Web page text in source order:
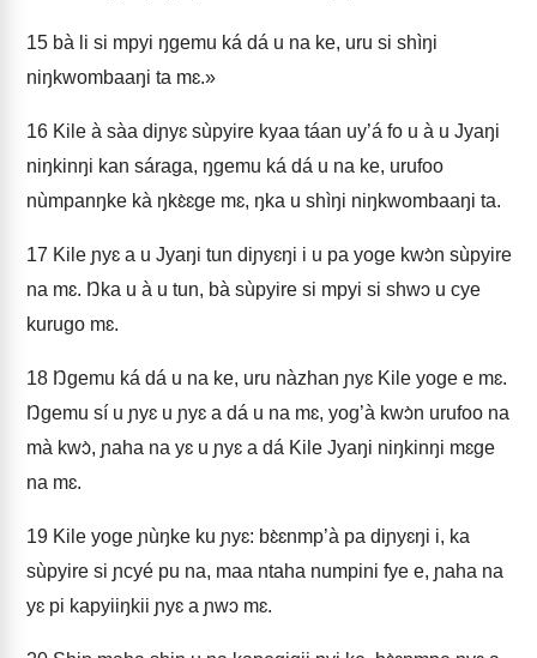
15 bà li si mpyi ŋgemu ká dá u na ke, uru si shìŋi
niŋkwombaaŋi ta mɛ.»
16 Kile à sàa diɲyɛ sùpyire kyaa táan uy’á fo u à u Jyaŋi
niŋkinŋi kan sáraga, ŋgemu ká dá u na ke, urufoo
nùmpanŋke kà ŋkɛ̀ɛge mɛ, ŋka u shìŋi niŋkwombaaŋi ta.
17 Kile ɲyɛ a u Jyaŋi tun diɲyɛŋi i u pa yoge kwɔ̀n sùpyire
na mɛ. Ŋka u à u tun, bà sùpyire si mpyi si shwɔ u cye
kurugo mɛ.
18 Ŋgemu ká dá u na ke, uru nàzhan ɲyɛ Kile yoge e mɛ.
Ŋgemu sí u ɲyɛ u ɲyɛ a dá u na mɛ, yog’à kwɔ̀n urufoo na
mà kwɔ̀, ɲaha na yɛ u ɲyɛ a dá Kile Jyaŋi niŋkinŋi mɛge
na mɛ.
19 Kile yoge ɲùŋke ku ɲyɛ: bɛ̀ɛnmp’à pa diɲyɛŋi i, ka
sùpyire si ɲcyé pu na, maa ntaha numpini fye e, ɲaha na
yɛ pi kapyiiŋkii ɲyɛ a ɲwɔ mɛ.